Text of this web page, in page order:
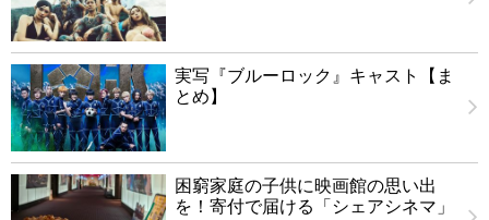
実写『ブルーロック』キャスト【ま
とめ】
困窮家庭の子供に映画館の思い出
を！寄付で届ける「シェアシネマ」